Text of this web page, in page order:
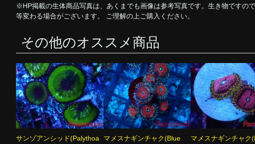
※HP掲載の生体商品写真は、あくまでも画像は参考写真です。生き物ですの
等変わる場合がございます。 ご理解の上ご購入ください。
その他のオススメ商品
サンゾアンシッド(Palythoa
マメスナギンチャク(Blue
マメスナギンチャク